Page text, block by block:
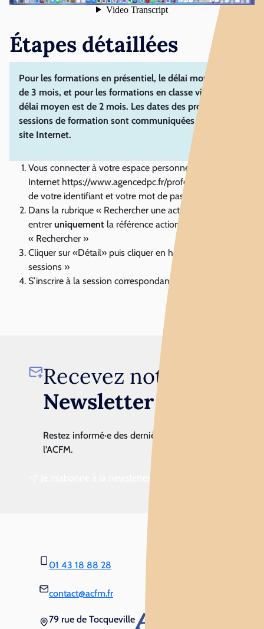
Étapes détaillées
Pour les formations en présentiel, le délai moyen est
de 3 mois, et pour les formations en classe virtuelle, le
délai moyen est de 2 mois. Les dates des prochaines
sessions de formation sont communiquées sur notre
site Internet.
Vous connecter à votre espace personnel sur le site
Internet https://www.agencedpc.fr/professionnel/à l’aide
de votre identifiant et votre mot de passe
Dans la rubrique « Rechercher une action / S’inscrire »,
entrer uniquement la référence action, cliquer sur
« Rechercher »
Cliquer sur «Détail» puis cliquer en haut sur « Liste des
sessions »
S’inscrire à la session correspondante et valider
Recevez notre
Newsletter
Restez informé·e des dernières actualités de
l’ACFM.
Je m’abonne à la newsletter
01 43 18 88 28
contact@acfm.fr
79 rue de Tocqueville